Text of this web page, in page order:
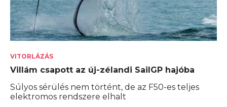
VITORLÁZÁS
Villám csapott az új-zélandi SailGP hajóba
Súlyos sérülés nem történt, de az F50-es teljes
elektromos rendszere elhalt